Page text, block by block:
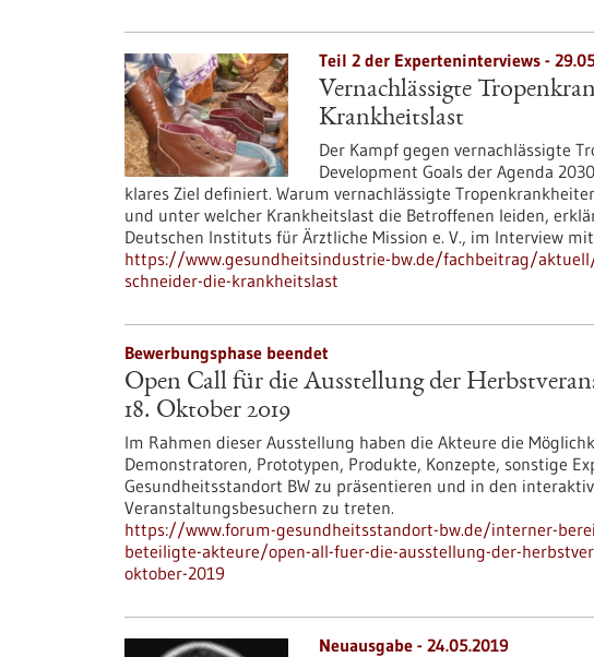
Teil 2 der Experteninterviews -
Vernachlässigte
Krankheitslast
Der Kampf gegen vernachlässigte
Development Goals der Agenda
klares Ziel definiert. Warum vernachlässigte
und unter welcher Krankheitslast die Betroffenen leiden,
Deutschen Instituts für Ärztliche Mission e. V., im Interview
https://www.gesundheitsindustrie-bw.de/fachbeitrag/
schneider-die-krankheitslast
Bewerbungsphase beendet
Open Call für die Ausstellung der
18. Oktober 2019
Im Rahmen dieser Ausstellung haben die Akteure die
Demonstratoren, Prototypen, Produkte, Konzepte, sonstige
Gesundheitsstandort BW zu präsentieren und in den
Veranstaltungsbesuchern zu treten.
https://www.forum-gesundheitsstandort-bw.de/interner-
beteiligte-akteure/open-all-fuer-die-ausstellung-der-
oktober-2019
Neuausgabe - 24.05.2019